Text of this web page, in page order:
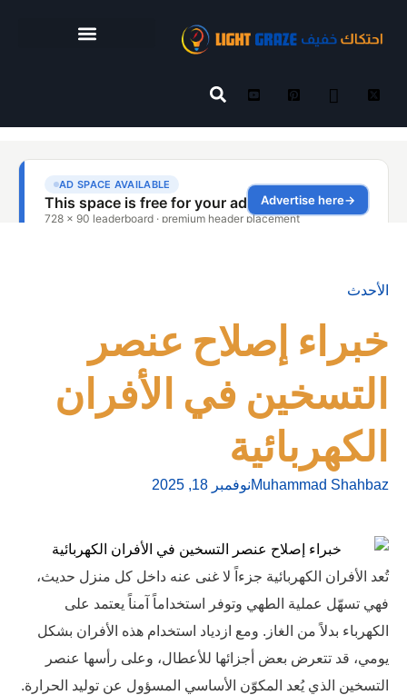
الأحدث
خبراء إصلاح عنصر
التسخين في الأفران
الكهربائية
Muhammad Shahbazنوفمبر 18, 2025
تُعد الأفران الكهربائية جزءاً لا غنى عنه داخل كل منزل حديث،
فهي تسهّل عملية الطهي وتوفر استخداماً آمناً يعتمد على
الكهرباء بدلاً من الغاز. ومع ازدياد استخدام هذه الأفران بشكل
يومي، قد تتعرض بعض أجزائها للأعطال، وعلى رأسها عنصر
التسخين الذي يُعد المكوّن الأساسي المسؤول عن توليد الحرارة.